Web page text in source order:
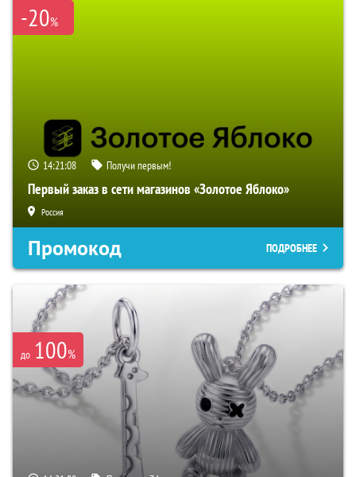
-20%
14:21:07 Получи первым!
Первый заказ в сети магазинов «Золотое Яблоко»
Россия
Промокод ПОДРОБНЕЕ
до 100%